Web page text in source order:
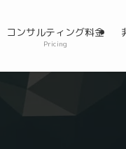
コンサルティング料金
Pricing